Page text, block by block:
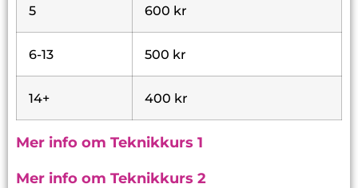
5 600 kr
6-13 500 kr
14+ 400 kr
Mer info om Teknikkurs 1
Mer info om Teknikkurs 2